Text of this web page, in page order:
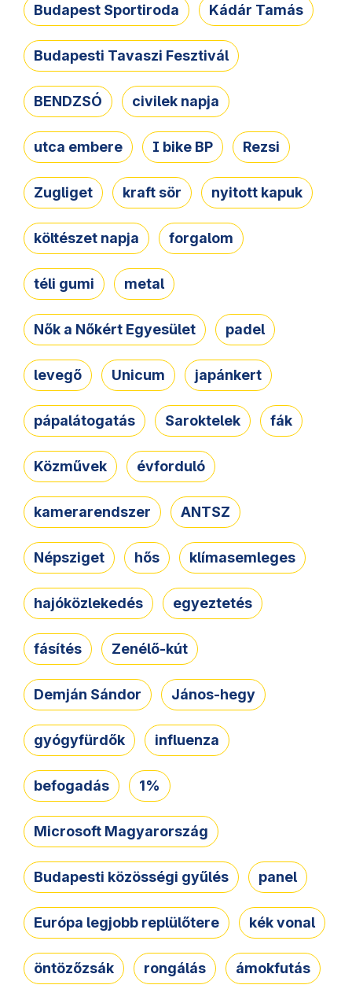
Budapest Sportiroda Kádár Tamás
Budapesti Tavaszi Fesztivál
BENDZSÓ civilek napja
utca embere I bike BP Rezsi
Zugliget kraft sör nyitott kapuk
költészet napja forgalom
téli gumi metal
Nők a Nőkért Egyesület padel
levegő Unicum japánkert
pápalátogatás Saroktelek fák
Közművek évforduló
kamerarendszer ANTSZ
Népsziget hős klímasemleges
hajóközlekedés egyeztetés
fásítés Zenélő-kút
Demján Sándor János-hegy
gyógyfürdők influenza
befogadás 1%
Microsoft Magyarország
Budapesti közösségi gyűlés panel
Európa legjobb replülőtere kék vonal
öntözőzsák rongálás ámokfutás